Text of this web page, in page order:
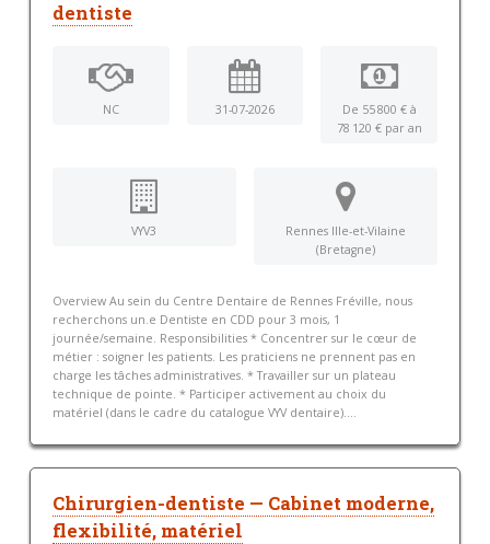
dentiste
NC 31-07-2026
De 55 800 € à
78 120 € par an
VYV3
Rennes Ille-et-Vilaine
(Bretagne)
Overview Au sein du Centre Dentaire de Rennes Fréville, nous
recherchons un.e Dentiste en CDD pour 3 mois, 1
journée/semaine. Responsibilities * Concentrer sur le cœur de
métier : soigner les patients. Les praticiens ne prennent pas en
charge les tâches administratives. * Travailler sur un plateau
technique de pointe. * Participer activement au choix du
matériel (dans le cadre du catalogue VYV dentaire)....
Chirurgien-dentiste — Cabinet moderne,
flexibilité, matériel